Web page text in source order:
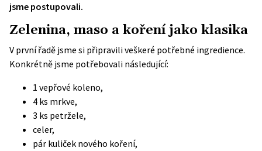
jsme postupovali.
Zelenina, maso a koření jako klasika
V první řadě jsme si připravili veškeré potřebné ingredience.
Konkrétně jsme potřebovali následující:
1 vepřové koleno,
4 ks mrkve,
3 ks petržele,
celer,
pár kuliček nového koření,